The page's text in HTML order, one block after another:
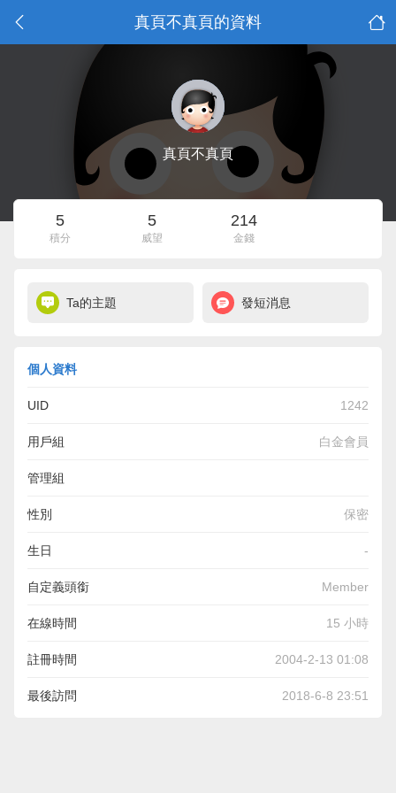
真頁不真頁的資料
真頁不真頁
5
積分
5
威望
214
金錢
Ta的主題 發短消息
個人資料
UID 1242
用戶組 白金會員
管理組
性別 保密
生日 -
自定義頭銜 Member
在線時間 15 小時
註冊時間 2004-2-13 01:08
最後訪問 2018-6-8 23:51